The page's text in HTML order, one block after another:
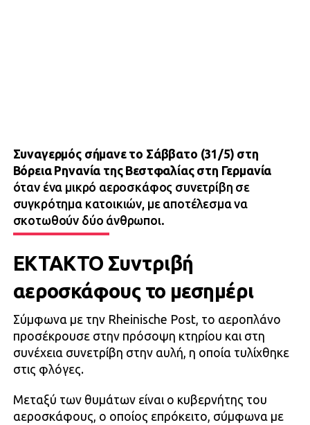
Συναγερμός σήμανε το Σάββατο (31/5) στη
Βόρεια Ρηνανία της Βεστφαλίας στη Γερμανία
όταν ένα μικρό αεροσκάφος συνετρίβη σε
συγκρότημα κατοικιών, με αποτέλεσμα να
σκοτωθούν δύο άνθρωποι.
ΕΚΤΑΚΤΟ Συντριβή
αεροσκάφους το μεσημέρι
Σύμφωνα με την Rheinische Post, το αεροπλάνο
προσέκρουσε στην πρόσοψη κτηρίου και στη
συνέχεια συνετρίβη στην αυλή, η οποία τυλίχθηκε
στις φλόγες.
Μεταξύ των θυμάτων είναι ο κυβερνήτης του
αεροσκάφους, ο οποίος επρόκειτο, σύμφωνα με